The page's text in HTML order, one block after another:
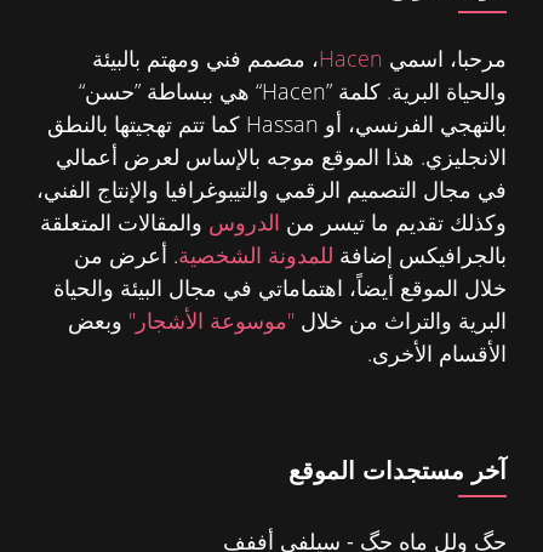
مرحبا، اسمي Hacen، مصمم فني ومهتم بالبيئة
والحياة البرية. كلمة ”Hacen“ هي ببساطة ”حسن“
بالتهجي الفرنسي، أو Hassan كما تتم تهجيتها بالنطق
الانجليزي. هذا الموقع موجه بالإساس لعرض أعمالي
في مجال التصميم الرقمي والتيبوغرافيا والإنتاج الفني،
وكذلك تقديم ما تيسر من الدروس والمقالات المتعلقة
بالجرافيكس إضافة للمدونة الشخصية. أعرض من
خلال الموقع أيضاً، اهتماماتي في مجال البيئة والحياة
البرية والتراث من خلال "موسوعة الأشجار" وبعض
الأقسام الأخرى.
آخر مستجدات الموقع
حگ ولل ماه حگ - سيلفي أففف